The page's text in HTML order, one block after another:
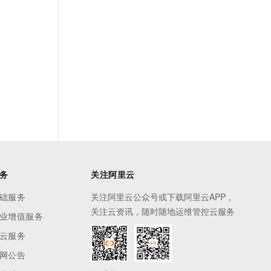
服务
增值服务
服务
公告
关注阿里云
关注阿里云公众号或下载阿里云APP，
关注云资讯，随时随地运维管控云服务